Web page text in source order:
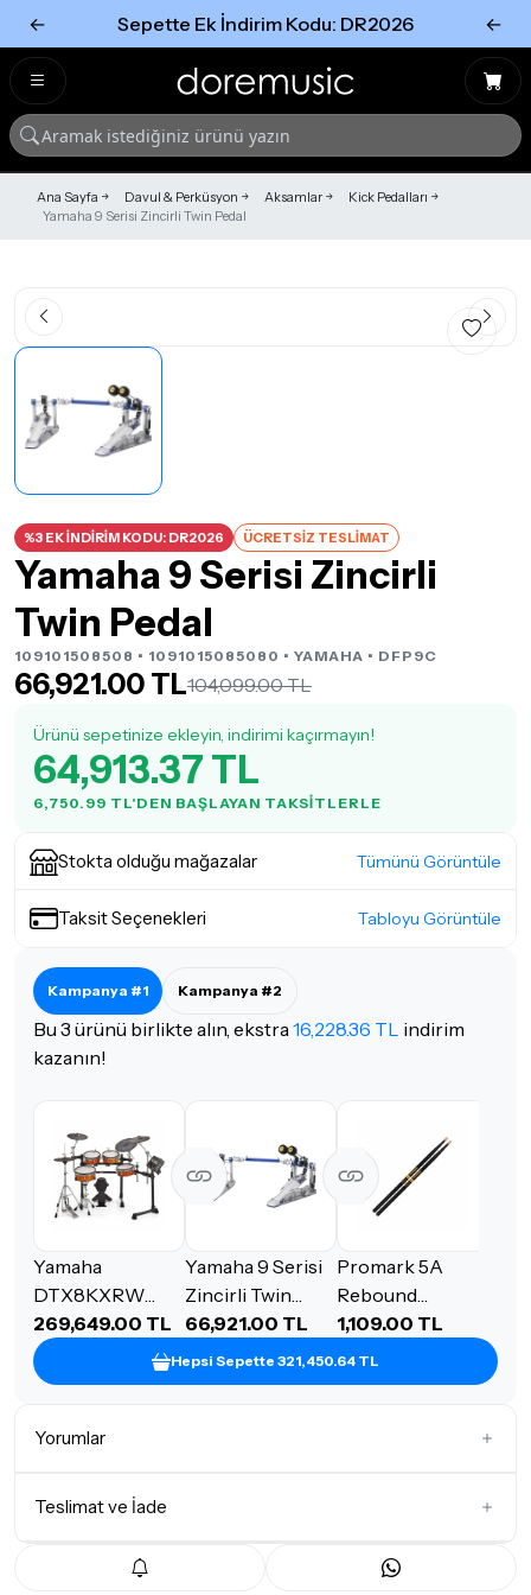
← Sepette Ek İndirim Kodu: DR2026 ←
Ana Sayfa Davul & Perküsyon Aksamlar
Kick Pedalları
Yamaha 9 Serisi Zincirli Twin Pedal
%3 EK İNDİRİM KODU: DR2026 ÜCRETSİZ TESLİMAT
Yamaha 9 Serisi Zincirli
Twin Pedal
109101508508 • 1091015085080 • YAMAHA • DFP9C
66,921.00 TL104,099.00 TL
Ürünü sepetinize ekleyin, indirimi kaçırmayın!
64,913.37 TL
6,750.99 TL'DEN BAŞLAYAN TAKSITLERLE
Stokta olduğu mağazalar Tümünü Görüntüle
Taksit Seçenekleri Tabloyu Görüntüle
Kampanya #1 Kampanya #2
Bu 3 ürünü birlikte alın, ekstra16,228.36 TL indirim
kazanın!
Yamaha
DTX8KXRW
Elektro Davul
Seti
269,649.00 TL
Yamaha 9 Serisi
Zincirli Twin
Pedal
66,921.00 TL
Promark 5A
Rebound
ActiveGrip
Acorn Baget
(siyah)
1,109.00 TL
Hepsi Sepette 321,450.64 TL
Yorumlar
Teslimat ve İade
Teslimat Koşulları
Tümünü Gör
Tümünü gör